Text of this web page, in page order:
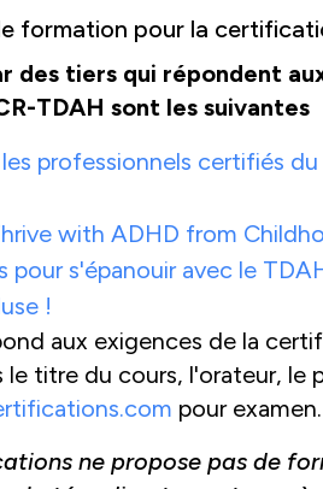
formation pour la
des tiers qui répondent
TDAH sont les suivantes
professionnels certifiés du
with ADHD from
pour s'épanouir avec le
!
aux exigences de la
titre du cours, l'orateur, le
pour examen.
ne propose pas de